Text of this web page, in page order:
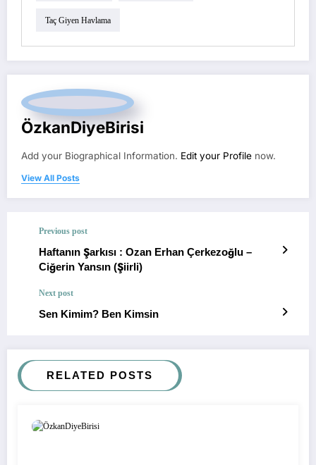
Taç Giyen Havlama
ÖzkanDiyeBirisi
Add your Biographical Information. Edit your Profile now.
View All Posts
Previous post
Haftanın Şarkısı : Ozan Erhan Çerkezoğlu –
Ciğerin Yansın (Şiirli)
Next post
Sen Kimim? Ben Kimsin
RELATED POSTS